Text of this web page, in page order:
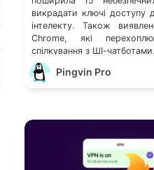
викрадати ключі доступу
інтелекту. Також
Chrome, які
спілкування з ШІ-чатботами.
Pingvin Pro